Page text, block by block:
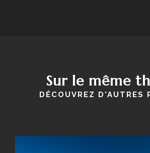
Sur le même
DÉCOUVREZ D'AUTRES